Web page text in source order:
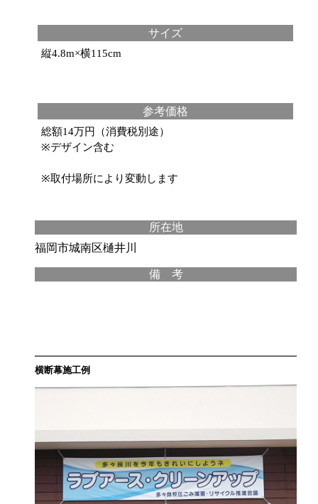
サイズ
縦4.8m×横115cm
参考価格
総額14万円（消費税別途）
※デザイン含む
※取付場所により変動します
所在地
福岡市城南区樋井川
備 考
横断幕施工例